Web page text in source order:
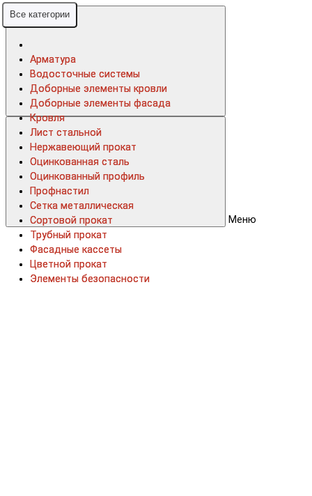
Меню
Все категории
Арматура
Водосточные системы
Доборные элементы кровли
Доборные элементы фасада
Кровля
Лист стальной
Нержавеющий прокат
Оцинкованная сталь
Оцинкованный профиль
Профнастил
Сетка металлическая
Сортовой прокат
Трубный прокат
Фасадные кассеты
Цветной прокат
Элементы безопасности
Все категории
Арматура
Водосточные системы
Доборные элементы кровли
Доборные элементы фасада
Кровля
Лист стальной
Нержавеющий прокат
Оцинкованная сталь
Оцинкованный профиль
Профнастил
Сетка металлическая
Сортовой прокат
Трубный прокат
Фасадные кассеты
Цветной прокат
Элементы безопасности